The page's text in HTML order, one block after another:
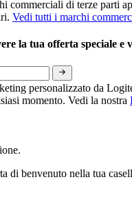
commerciali di terze parti
Vedi tutti i marchi
la tua offerta speciale e
personalizzato da
momento. Vedi la nostra
di benvenuto nella tua